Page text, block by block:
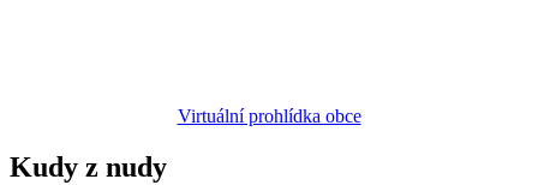
Virtuální prohlídka obce
Kudy z nudy